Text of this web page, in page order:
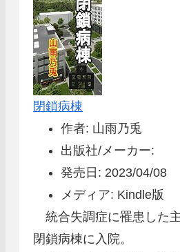
閉鎖病棟
作者: 山雨乃兎
出版社/メーカー:
発売日: 2023/04/08
メディア: Kindle版
統合失調症に罹患した
閉鎖病棟に入院。